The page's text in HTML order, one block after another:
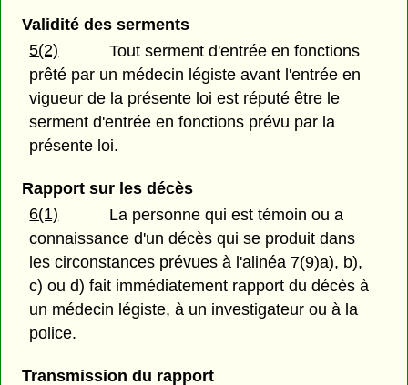
Validité des serments
5(2)
Tout serment d'entrée en fonctions
prêté par un médecin légiste avant l'entrée en
vigueur de la présente loi est réputé être le
serment d'entrée en fonctions prévu par la
présente loi.
Rapport sur les décès
6(1)
La personne qui est témoin ou a
connaissance d'un décès qui se produit dans
les circonstances prévues à l'alinéa 7(9)a), b),
c) ou d) fait immédiatement rapport du décès à
un médecin légiste, à un investigateur ou à la
police.
Transmission du rapport